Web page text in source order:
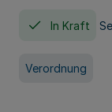
In Kraft
Verordnung